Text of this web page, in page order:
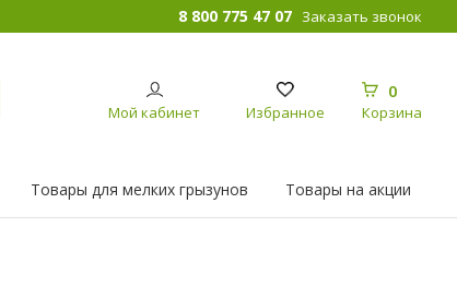
8 800 775 47 07 Заказать звонок
Мой кабинет Избранное
0
Корзина
Товары для мелких грызунов Товары на акции